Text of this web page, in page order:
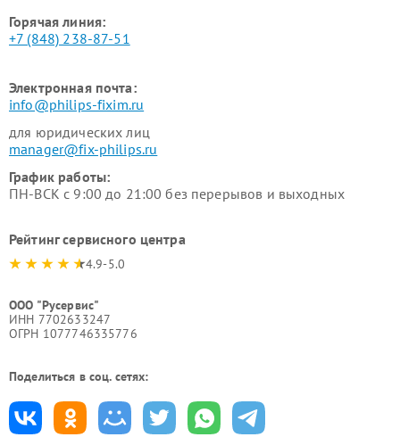
Горячая линия:
+7 (848) 238-87-51
Электронная почта:
info@philips-fixim.ru
для юридических лиц
manager@fix-philips.ru
График работы:
ПН-ВСК с 9:00 до 21:00 без перерывов и выходных
Рейтинг сервисного центра
4.9-5.0
ООО "Русервис"
ИНН 7702633247
ОГРН 1077746335776
Поделиться в соц. сетях: